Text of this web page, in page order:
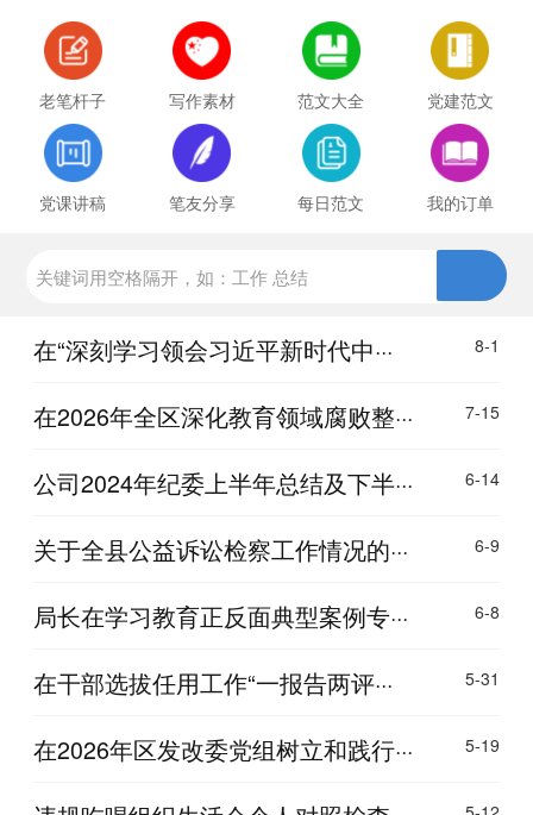
老笔杆子 写作素材 范文大全 党建范文
党课讲稿 笔友分享 每日范文 我的订单
在“深刻学习领会习近平新时代中··· 8-1
在2026年全区深化教育领域腐败整··· 7-15
公司2024年纪委上半年总结及下半··· 6-14
关于全县公益诉讼检察工作情况的··· 6-9
局长在学习教育正反面典型案例专··· 6-8
在干部选拔任用工作“一报告两评··· 5-31
在2026年区发改委党组树立和践行··· 5-19